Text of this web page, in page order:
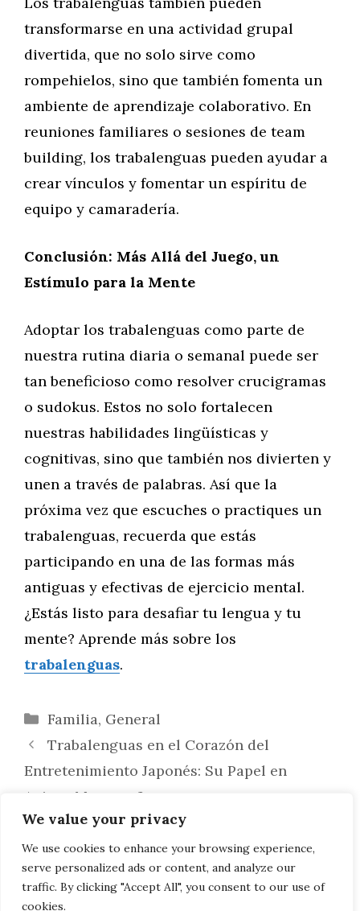
We value your privacy
We use cookies to enhance your browsing experience,
serve personalized ads or content, and analyze our
traffic. By clicking "Accept All", you consent to our use of
cookies.
transformarse en una actividad grupal
divertida, que no solo sirve como
rompehielos, sino que también fomenta un
ambiente de aprendizaje colaborativo. En
reuniones familiares o sesiones de team
building, los trabalenguas pueden ayudar a
crear vínculos y fomentar un espíritu de
equipo y camaradería.
Conclusión: Más Allá del Juego, un
Estímulo para la Mente
Adoptar los trabalenguas como parte de
nuestra rutina diaria o semanal puede ser
tan beneficioso como resolver crucigramas
o sudokus. Estos no solo fortalecen
nuestras habilidades lingüísticas y
cognitivas, sino que también nos divierten y
unen a través de palabras. Así que la
próxima vez que escuches o practiques un
trabalenguas, recuerda que estás
participando en una de las formas más
antiguas y efectivas de ejercicio mental.
¿Estás listo para desafiar tu lengua y tu
mente? Aprende más sobre los
trabalenguas.
Categorías
Familia, General
Trabalenguas en el Corazón del
Entretenimiento Japonés: Su Papel en
Anime, Manga y Juegos
Descifrando los Trabalenguas: Avances
Científicos en Pronunciación y Percepción
del Lenguaje